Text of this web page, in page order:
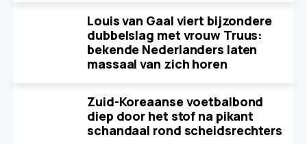
Louis van Gaal viert bijzondere
dubbelslag met vrouw Truus:
bekende Nederlanders laten
massaal van zich horen
Zuid-Koreaanse voetbalbond
diep door het stof na pikant
schandaal rond scheidsrechters